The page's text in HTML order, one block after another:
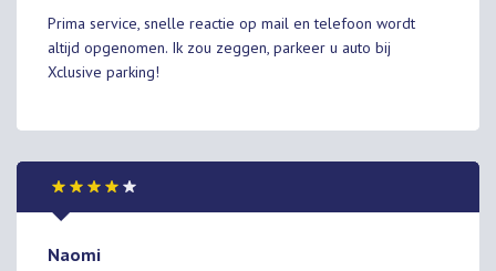
Prima service, snelle reactie op mail en telefoon wordt
altijd opgenomen. Ik zou zeggen, parkeer u auto bij
Xclusive parking!
Naomi